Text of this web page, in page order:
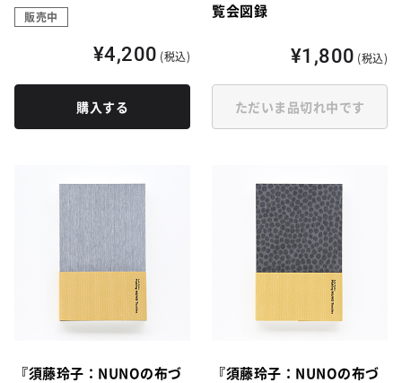
販売中
¥4,200 (税込)
購入する
覧会図録
¥1,800 (税込)
ただいま品切れ中です
『須藤玲子：NUNOの布づ
『須藤玲子：NUNOの布づ